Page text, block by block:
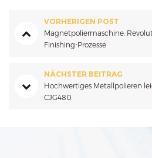
VORHERIGEN POST
Magnetpoliermaschine:
Finishing-Prozesse
NÄCHSTER BEITRAG
Hochwertiges Metallpolieren
CJG480